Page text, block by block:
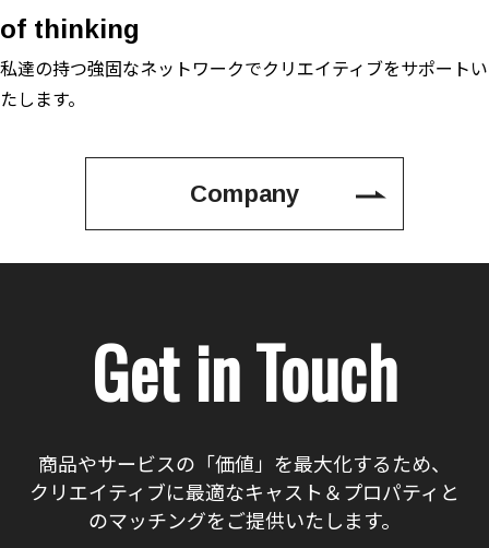
of thinking
私達の持つ強固なネットワークでクリエイティブをサポートい
たします。
Company
Get in Touch
商品やサービスの「価値」を最大化するため、
クリエイティブに最適なキャスト＆プロパティと
のマッチングをご提供いたします。